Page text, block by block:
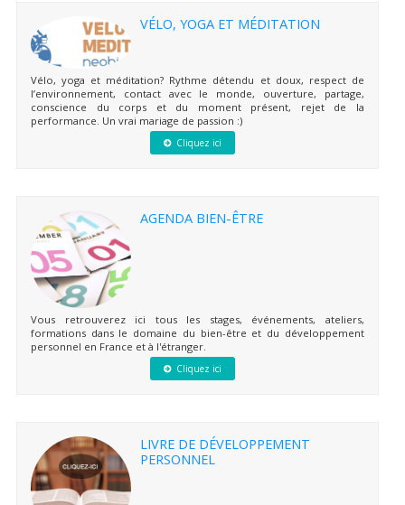
VÉLO, YOGA ET MÉDITATION
Vélo, yoga et méditation? Rythme détendu et doux, respect de
l’environnement, contact avec le monde, ouverture, partage,
conscience du corps et du moment présent, rejet de la
performance. Un vrai mariage de passion :)
Cliquez ici
AGENDA BIEN-ÊTRE
Vous retrouverez ici tous les stages, événements, ateliers,
formations dans le domaine du bien-être et du développement
personnel en France et à l'étranger.
Cliquez ici
LIVRE DE DÉVELOPPEMENT
PERSONNEL